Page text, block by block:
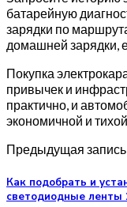
батарейную
зарядки по
домашней зарядки,
Покупка
привычек и
практично, и
экономичной и
Предыдущая запись
Как подобрать и
светодиодные ленты